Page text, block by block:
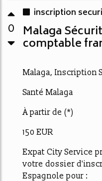
0
inscription
Malaga
comptable
Malaga, Inscription
Santé Malaga
À partir de (*)
150 EUR
Expat City Service
votre dossier
Espagnole pour :